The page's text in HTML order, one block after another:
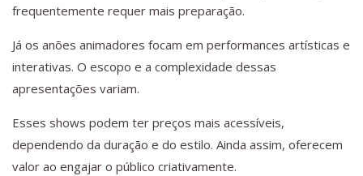
frequentemente requer mais preparação.
Já os anões animadores focam em performances artísticas e
interativas. O escopo e a complexidade dessas
apresentações variam.
Esses shows podem ter preços mais acessíveis,
dependendo da duração e do estilo. Ainda assim, oferecem
valor ao engajar o público criativamente.